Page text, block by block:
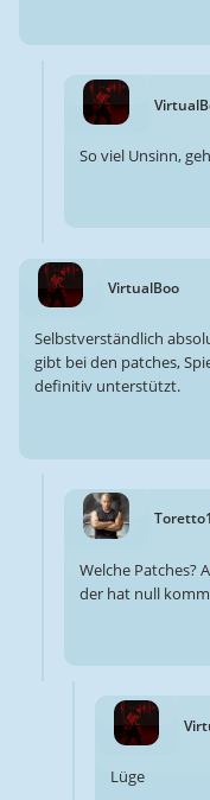
So viel Unsinn,
VirtualBoo
Selbstverständlich
gibt bei den patches,
definitiv unterstützt.
Welche Patches?
der hat null
Lüge